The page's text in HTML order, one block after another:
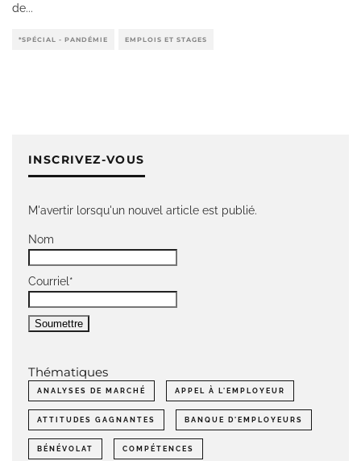
de...
*SPÉCIAL - PANDÉMIE EMPLOIS ET STAGES
INSCRIVEZ-VOUS
M'avertir lorsqu'un nouvel article est publié.
Nom
Courriel*
Thématiques
ANALYSES DE MARCHÉ APPEL À L'EMPLOYEUR
ATTITUDES GAGNANTES BANQUE D'EMPLOYEURS
BÉNÉVOLAT COMPÉTENCES